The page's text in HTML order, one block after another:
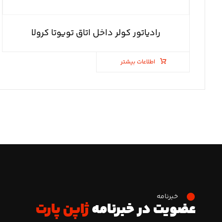
رادیاتور کولر داخل اتاق تویوتا کرولا
اطلاعات بیشتر
خبرنامه
عضویت در خبرنامهژاپن پارت